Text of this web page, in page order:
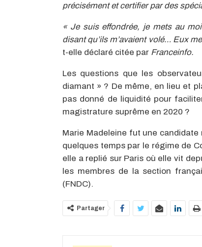
précisément et certifier par des
« Je suis effondrée, je mets au
disant qu’ils m’avaient volé… Eux
t-elle déclaré citée par Franceinfo.
Les questions que les
diamant » ? De même, en lieu et
pas donné de liquidité pour
magistrature suprême en 2020 ?
Marie Madeleine fut une candidate
quelques temps par le régime de
elle a replié sur Paris où elle vit
les membres de la section
(FNDC).
Partager